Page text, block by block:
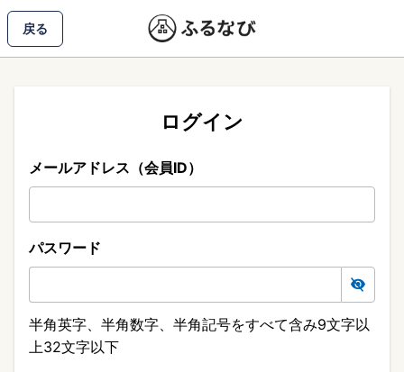
戻る
ログイン
メールアドレス（会員ID）
パスワード
半角英字、半角数字、半角記号をすべて含み9文字以
上32文字以下